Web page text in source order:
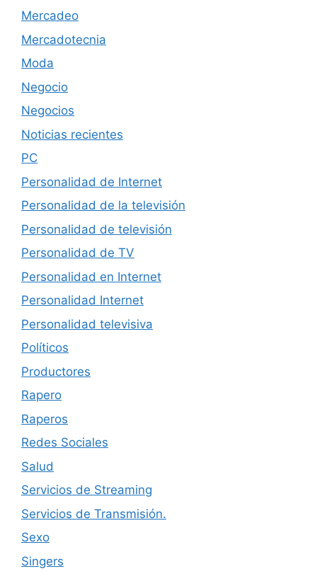
Mercadeo
Mercadotecnia
Moda
Negocio
Negocios
Noticias recientes
PC
Personalidad de Internet
Personalidad de la televisión
Personalidad de televisión
Personalidad de TV
Personalidad en Internet
Personalidad Internet
Personalidad televisiva
Políticos
Productores
Rapero
Raperos
Redes Sociales
Salud
Servicios de Streaming
Servicios de Transmisión.
Sexo
Singers